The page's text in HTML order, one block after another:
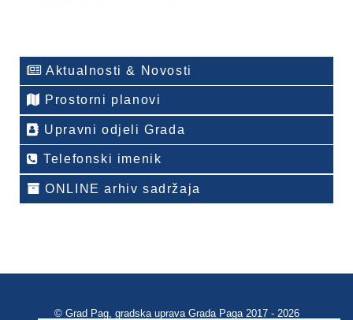
Aktualnosti & Novosti
Prostorni planovi
Upravni odjeli Grada
Telefonski imenik
ONLINE arhiv sadržaja
© Grad Pag, gradska uprava Grada Paga 2017 - 2026